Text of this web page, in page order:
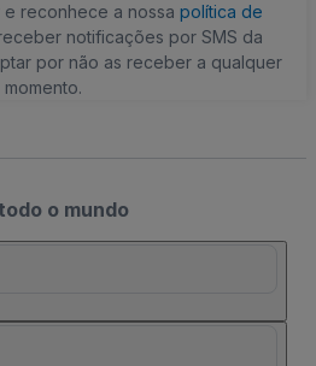
e reconhece a nossa política de
notificações por SMS da
por não as receber a qualquer
momento.
o mundo